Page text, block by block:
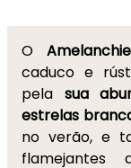
O
caduco e
pela sua
estrelas
no verão, e